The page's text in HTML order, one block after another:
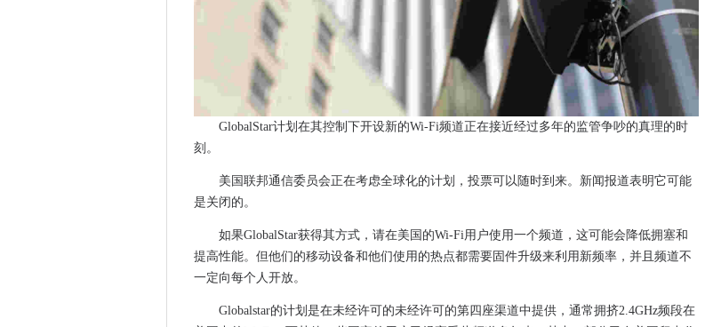
McAfee研究人员测试Wannacry恢复方法
区块链“智能合同”可能会花费百万的投资者
GDS需要更清晰的角色，预计会说nao
一次性机器人可以冲刺，飞行和潜在的拯救生命
NHS IT集团用灵活的闪存和ZERTO灾难恢复改装
在首席执行官Fadell Leavel之后，谷歌的巢可能成为一种不同的IOT公司
HMRC承包商留在IR35裁决内部
Pivot3推出了NVME闪光灯和QoS的Acuity Hyper-Groud
HPE希望以光速移动计算机之间的数据
瞻博网络吹捧自动的“自动驾驶网络”
GlobalStar计划在其控制下开设新的Wi-Fi频道正在接近经过多年的监管争吵的真理的时
刻。
美国联邦通信委员会正在考虑全球化的计划，投票可以随时到来。新闻报道表明它可能
是关闭的。
如果GlobalStar获得其方式，请在美国的Wi-Fi用户使用一个频道，这可能会降低拥塞和
提高性能。但他们的移动设备和他们使用的热点都需要固件升级来利用新频率，并且频道不
一定向每个人开放。
Globalstar的计划是在未经许可的未经许可的第四座渠道中提供，通常拥挤2.4GHz频段在